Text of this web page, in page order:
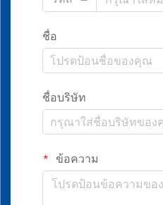
ชื่อ
ชื่อบริษัท
ข้อความ